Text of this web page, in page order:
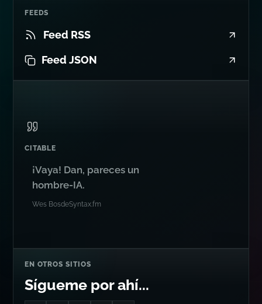
FEEDS
Feed RSS
Feed JSON
CITABLE
¡Vaya! Dan, pareces un
hombre-IA.
Wes BosdeSyntax.fm
EN OTROS SITIOS
Sígueme por ahí...